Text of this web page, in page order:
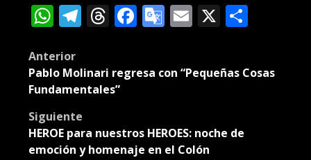
WhatsApp
Telegram
Threads
Facebook
Google
Email
X
Post
navigation
Anterior
Pablo Molinari regresa con “Pequeñas Cosas
Fundamentales”
Siguiente
HEROE para nuestros HEROES: noche de
emoción y homenaje en el Colón